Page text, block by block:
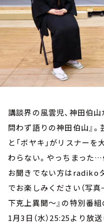
講談界の風雲児、神田伯
問わず語りの神田伯山』。
と「ボヤキ」がリスナー
わらない。やっちまった
お聞きでない方はradiko
でお楽しみください（写
下克上異聞～』の特別番
1月3日（水）25:25より放送